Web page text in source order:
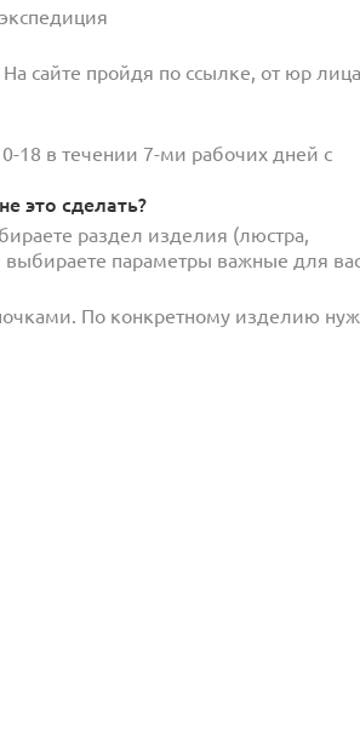
сайте пройдя по ссылке, от юр
18 в течении 7-ми рабочих дней с
это сделать?
раздел изделия (люстра,
выбираете параметры важные для
По конкретному изделию